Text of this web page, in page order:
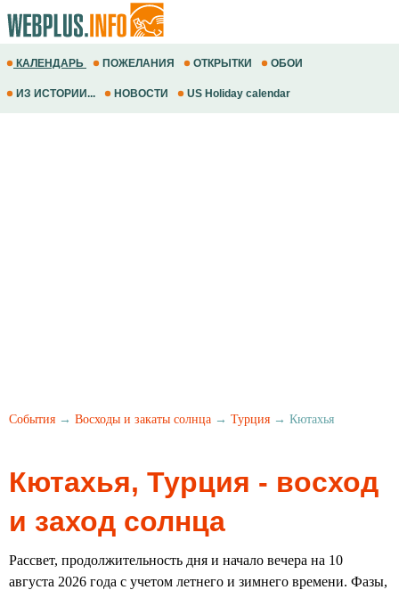
КАЛЕНДАРЬ ПОЖЕЛАНИЯ ОТКРЫТКИ ОБОИ
ИЗ ИСТОРИИ... НОВОСТИ US Holiday calendar
События → Восходы и закаты солнца → Турция → Кютахья
Кютахья, Турция - восход
и заход солнца
Рассвет, продолжительность дня и начало вечера на 10
августа 2026 года с учетом летнего и зимнего времени. Фазы,